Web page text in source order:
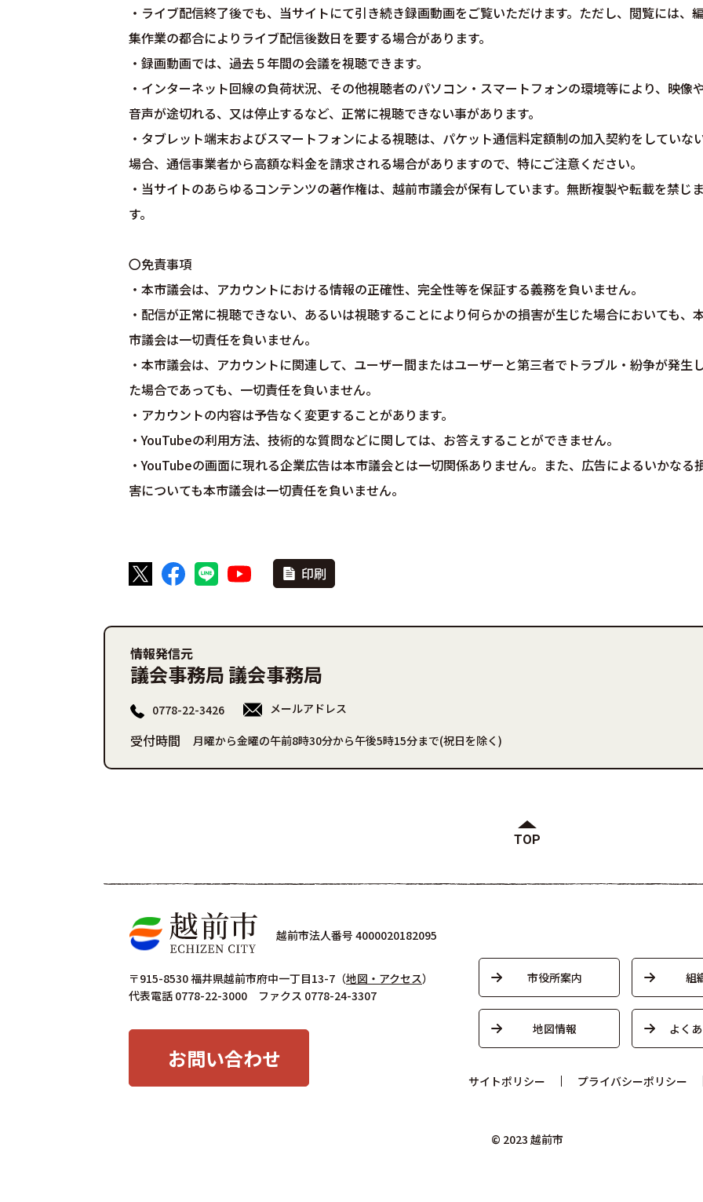
・ライブ配信終了後でも、当サイトにて引き続き録画動画をご覧いただけます。ただし、閲覧には、編
集作業の都合によりライブ配信後数日を要する場合があります。
・録画動画では、過去５年間の会議を視聴できます。
・インターネット回線の負荷状況、その他視聴者のパソコン・スマートフォンの環境等により、映像
音声が途切れる、又は停止するなど、正常に視聴できない事があります。
・タブレット端末およびスマートフォンによる視聴は、パケット通信料定額制の加入契約をしていな
場合、通信事業者から高額な料金を請求される場合がありますので、特にご注意ください。
・当サイトのあらゆるコンテンツの著作権は、越前市議会が保有しています。無断複製や転載を禁じま
す。
〇免責事項
・本市議会は、アカウントにおける情報の正確性、完全性等を保証する義務を負いません。
・配信が正常に視聴できない、あるいは視聴することにより何らかの損害が生じた場合においても、
市議会は一切責任を負いません。
・本市議会は、アカウントに関連して、ユーザー間またはユーザーと第三者でトラブル・紛争が発生
た場合であっても、一切責任を負いません。
・アカウントの内容は予告なく変更することがあります。
・YouTubeの利用方法、技術的な質問などに関しては、お答えすることができません。
・YouTubeの画面に現れる企業広告は本市議会とは一切関係ありません。また、広告によるいかなる
害についても本市議会は一切責任を負いません。
印刷
情報発信元
議会事務局 議会事務局
0778-22-3426 メールアドレス
受付時間 月曜から金曜の午前8時30分から午後5時15分まで(祝日を除く)
TOP
越前市法人番号 4000020182095
〒915-8530 福井県越前市府中一丁目13-7 （地図・アクセス）
代表電話 0778-22-3000 ファクス 0778-24-3307
お問い合わせ
市役所案内 組
地図情報 よく
サイトポリシー プライバシーポリシー
© 2023 越前市